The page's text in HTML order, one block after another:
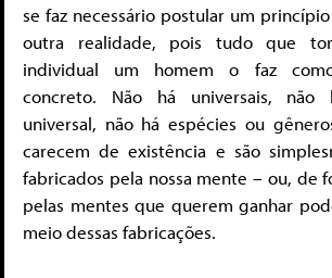
se faz necessário postular um
outra realidade, pois tudo que
individual um homem o faz
concreto. Não há universais, não
universal, não há espécies ou
carecem de existência e são
fabricados pela nossa mente – ou, de
pelas mentes que querem ganhar
meio dessas fabricações.